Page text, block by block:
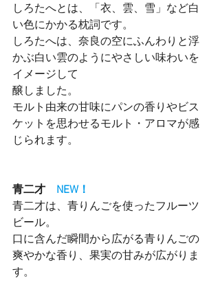
しろたへとは、「衣、雲、雪」など白
い色にかかる枕詞です。
しろたへは、奈良の空にふんわりと浮
かぶ白い雲のようにやさしい味わいを
イメージして
醸しました。
モルト由来の甘味にパンの香りやビス
ケットを思わせるモルト・アロマが感
じられます。
青二才 NEW！
青二才は、青りんごを使ったフルーツ
ビール。
口に含んだ瞬間から広がる青りんごの
爽やかな香り、果実の甘みが広がりま
す。